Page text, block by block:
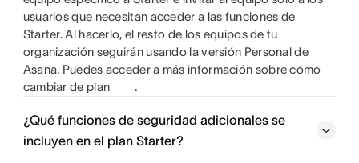
usuarios que necesitan acceder a las funciones de
Starter. Al hacerlo, el resto de los equipos de tu
organización seguirán usando la versión Personal de
Asana. Puedes acceder a más información sobre cómo
cambiar de plan
.
¿Qué funciones de seguridad adicionales se
incluyen en el plan Starter?